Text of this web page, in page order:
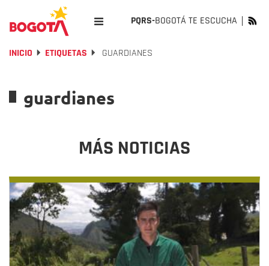
PQRS-BOGOTÁ TE ESCUCHA
INICIO ETIQUETAS GUARDIANES
guardianes
MÁS NOTICIAS